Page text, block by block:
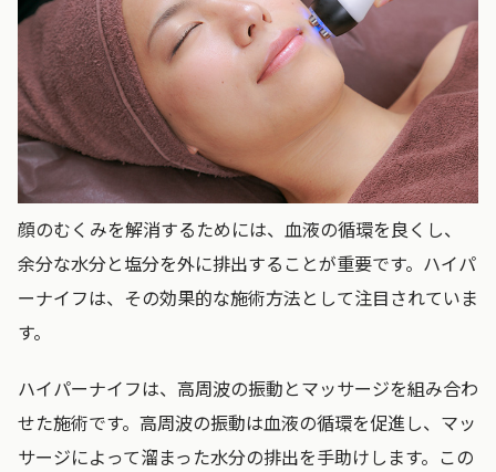
顔のむくみを解消するためには、血液の循環を良くし、
余分な水分と塩分を外に排出することが重要です。ハイパ
ーナイフは、その効果的な施術方法として注目されていま
す。
ハイパーナイフは、高周波の振動とマッサージを組み合わ
せた施術です。高周波の振動は血液の循環を促進し、マッ
サージによって溜まった水分の排出を手助けします。この